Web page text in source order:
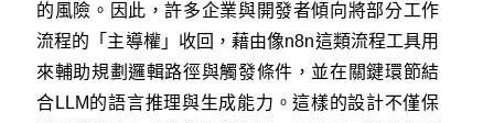
的風險。因此，許多企業與開發者傾向將部分工作
流程的「主導權」收回，藉由像n8n這類流程工具用
來輔助規劃邏輯路徑與觸發條件，並在關鍵環節結
合LLM的語言推理與生成能力。這樣的設計不僅保